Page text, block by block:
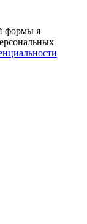
формы я